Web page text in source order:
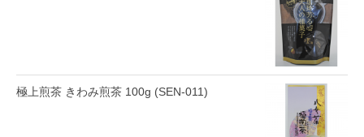
極上煎茶 きわみ煎茶 100g (SEN-011)